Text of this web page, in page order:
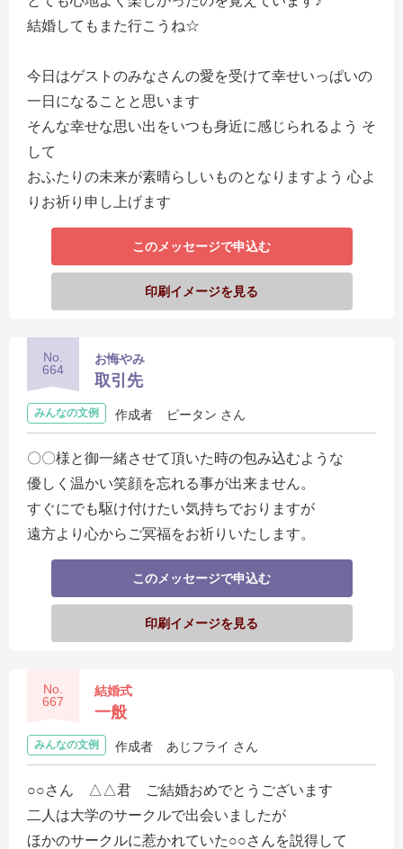
結婚してもまた行こうね☆
今日はゲストのみなさんの愛を受けて幸せいっぱいの
一日になることと思います
そんな幸せな思い出をいつも身近に感じられるよう そ
して
おふたりの未来が素晴らしいものとなりますよう 心よ
りお祈り申し上げます
このメッセージで申込む
印刷イメージを見る
No.
664
お悔やみ
取引先
みんなの文例 作成者 ピータン さん
〇〇様と御一緒させて頂いた時の包み込むような
優しく温かい笑顔を忘れる事が出来ません。
すぐにでも駆け付けたい気持ちでおりますが
遠方より心からご冥福をお祈りいたします。
このメッセージで申込む
印刷イメージを見る
No.
667
結婚式
一般
みんなの文例 作成者 あじフライ さん
○○さん △△君 ご結婚おめでとうございます
二人は大学のサークルで出会いましたが
ほかのサークルに惹かれていた○○さんを説得して